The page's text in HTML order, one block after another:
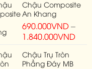
Chậu Composite
An Khang
690.000VND–
1.840.000VND
Chậu Trụ Tròn
Phẳng Đáy MB